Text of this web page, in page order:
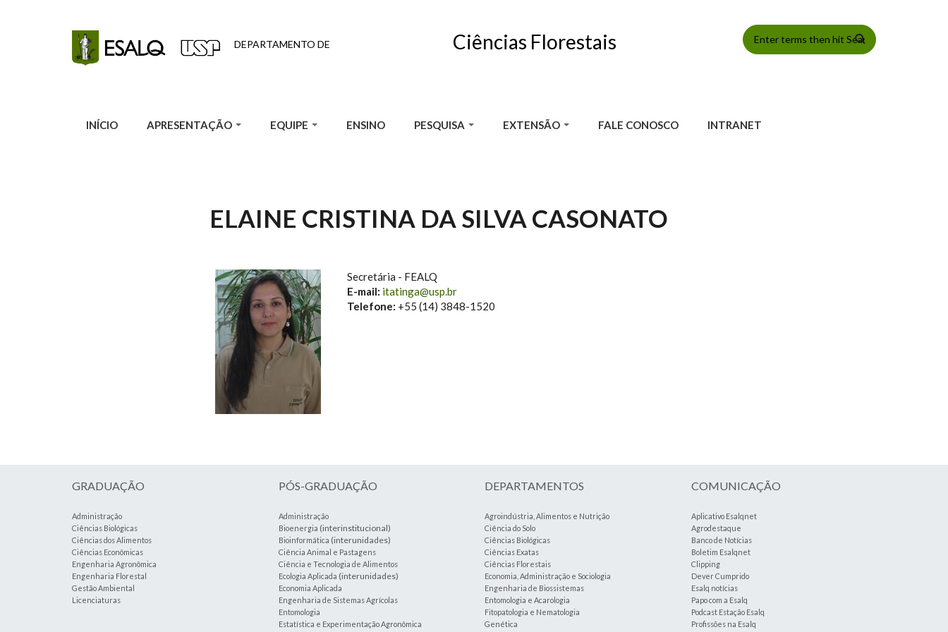
DEPARTAMENTO DE Ciências Florestais
FORMULÁRIO
INÍCIO APRESENTAÇÃO EQUIPE ENSINO PESQUISA EXTENSÃO FALE CONOSCO INTRANET
ELAINE CRISTINA DA SILVA CASONATO
Secretária - FEALQ
E-mail: itatinga@usp.br
Telefone: +55 (14) 3848-1520
GRADUAÇÃO
Administração
Ciências Biológicas
Ciências dos Alimentos
Ciências Econômicas
Engenharia Agronômica
Engenharia Florestal
Gestão Ambiental
Licenciaturas
PÓS-GRADUAÇÃO
Administração
Bioenergia (interinstitucional)
Bioinformática (interunidades)
Ciência Animal e Pastagens
Ciência e Tecnologia de Alimentos
Ecologia Aplicada (interunidades)
Economia Aplicada
Engenharia de Sistemas Agrícolas
Entomologia
Estatística e Experimentação Agronômica
DEPARTAMENTOS
Agroindústria, Alimentos e Nutrição
Ciência do Solo
Ciências Biológicas
Ciências Exatas
Ciências Florestais
Economia, Administração e Sociologia
Engenharia de Biossistemas
Entomologia e Acarologia
Fitopatologia e Nematologia
Genética
COMUNICAÇÃO
Aplicativo Esalqnet
Agrodestaque
Banco de Notícias
Boletim Esalqnet
Clipping
Dever Cumprido
Esalq notícias
Papo com a Esalq
Podcast Estação Esalq
Profissões na Esalq